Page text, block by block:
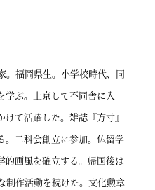
。福岡県生。小学校時代、同
学ぶ。上京して不同舎に入
て活躍した。雑誌『方寸』
。二科会創立に参加。仏留学
的画風を確立する。帰国後は
制作活動を続けた。文化勲章